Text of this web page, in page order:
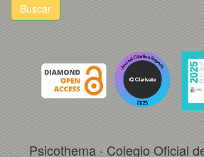
Buscar
Psicothema · Colegio Oficial